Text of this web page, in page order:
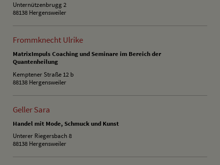
Unternützenbrugg 2
88138 Hergensweiler
Frommknecht Ulrike
MatrixImpuls Coaching und Seminare im Bereich der
Quantenheilung
Kemptener Straße 12 b
88138 Hergensweiler
Geller Sara
Handel mit Mode, Schmuck und Kunst
Unterer Riegersbach 8
88138 Hergensweiler